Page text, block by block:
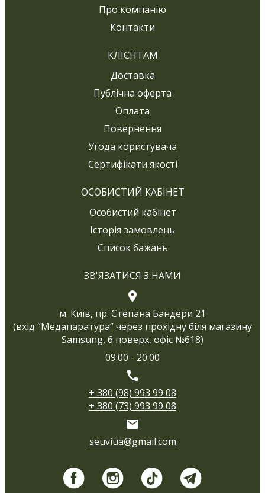
Про компанію
Контакти
КЛІЄНТАМ
Доставка
Публічна оферта
Оплата
Повернення
Угода користувача
Сертифікати якості
ОСОБИСТИЙ КАБІНЕТ
Особистий кабінет
Історія замовлень
Список бажань
ЗВ'ЯЗАТИСЯ З НАМИ
м. Київ, пр. Степана Бандери 21
(вхід “Медапаратура” через прохідну біля магазину
Samsung, 6 поверх, офіс №618)
09:00 - 20:00
+ 380 (98) 993 99 08
+ 380 (73) 993 99 08
seuviua@gmail.com